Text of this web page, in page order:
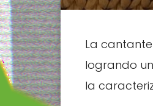
La
logrando
la